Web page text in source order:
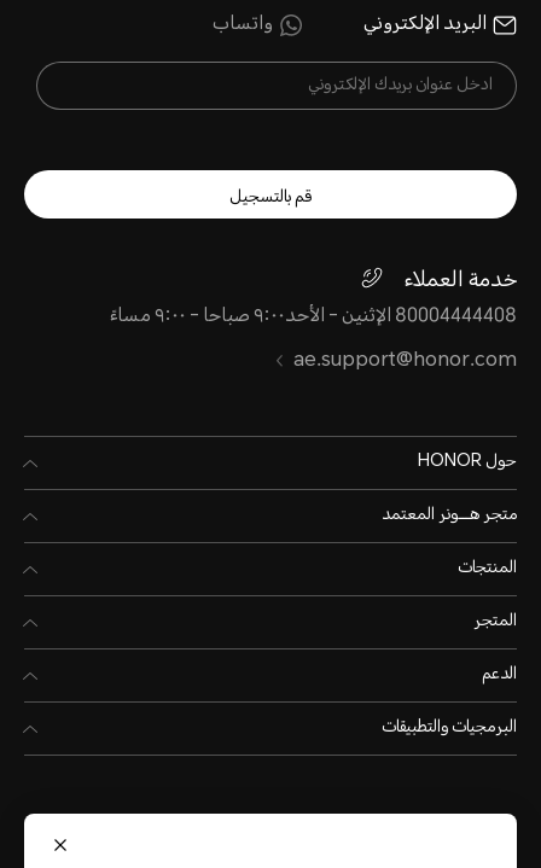
البريد الإلكتروني واتساب
قم بالتسجيل
خدمة العملاء
80004444408 الإثنين - الأحد٩:٠٠ صباحا - ٩:٠٠ مساءً
ae.support@honor.com
حول HONOR
متجر هـــونر المعتمد
المنتجات
المتجر
الدعم
البرمجيات والتطبيقات